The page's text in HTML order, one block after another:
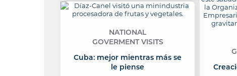
NATIONAL
GOVERMENT VISITS
Cuba: mejor mientras más se
le piense